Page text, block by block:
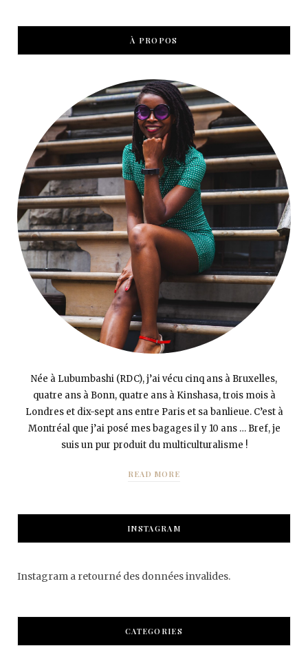
À PROPOS
Née à Lubumbashi (RDC), j’ai vécu cinq ans à Bruxelles,
quatre ans à Bonn, quatre ans à Kinshasa, trois mois à
Londres et dix-sept ans entre Paris et sa banlieue. C’est à
Montréal que j’ai posé mes bagages il y 10 ans … Bref, je
suis un pur produit du multiculturalisme !
READ MORE
INSTAGRAM
Instagram a retourné des données invalides.
CATEGORIES